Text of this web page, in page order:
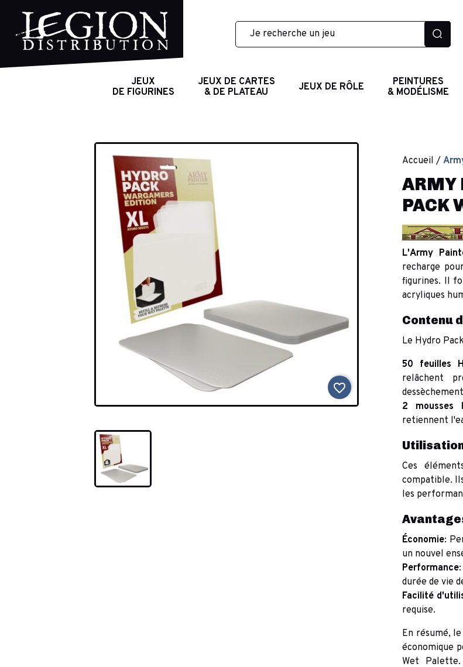
JEUX
DE FIGURINES
JEUX DE CARTES
& DE PLATEAU
JEUX DE RÔLE
PEINTURES
& MODÉLISME
favorite_border
Accueil
ARMY
PACK
L'Army
recharge
figurines. Il
acryliques
Contenu
Le Hydro
50 feuilles
relâchent
2 mousses
retiennent
Ces
compatible.
les
Économie:
un nouvel
Performance
durée de vie
Facilité
requise.
En résumé,
économique
Wet